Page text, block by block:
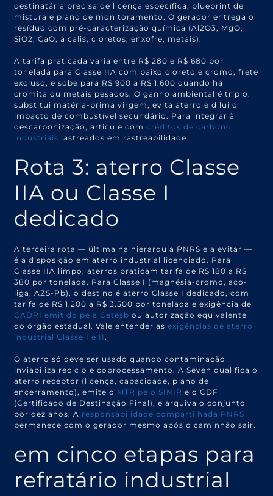
destinatária precisa de licença específica, blueprint de
mistura e plano de monitoramento. O gerador entrega o
resíduo com pré-caracterização química (Al2O3, MgO,
SiO2, CaO, álcalis, cloretos, enxofre, metais).
A tarifa praticada varia entre R$ 280 e R$ 680 por
tonelada para Classe IIA com baixo cloreto e cromo, frete
excluso, e sobe para R$ 900 a R$ 1.600 quando há
cromita ou metais pesados. O ganho ambiental é triplo:
substitui matéria-prima virgem, evita aterro e dilui o
impacto de combustível secundário. Para integrar à
descarbonização, articule comcréditos de carbono
industriais lastreados em rastreabilidade.
Rota 3: aterro Classe
IIA ou Classe I
dedicado
A terceira rota — última na hierarquia PNRS e a evitar —
é a disposição em aterro industrial licenciado. Para
Classe IIA limpo, aterros praticam tarifa de R$ 180 a R$
380 por tonelada. Para Classe I (magnésia-cromo, aço-
liga, AZS-Pb), o destino é aterro Classe I dedicado, com
tarifa de R$ 1.200 a R$ 3.500 por tonelada e exigência de
CADRI emitido pela Cetesb ou autorização equivalente
do órgão estadual. Vale entender asexigências de aterro
industrial Classe I e II .
O aterro só deve ser usado quando contaminação
inviabiliza reciclo e coprocessamento. A Seven qualifica o
aterro receptor (licença, capacidade, plano de
encerramento), emite o MTR pelo SINIR e o CDF
(Certificado de Destinação Final), e arquiva o conjunto
por dez anos. A responsabilidade compartilhada PNRS
permanece com o gerador mesmo após o caminhão sair.
em cinco etapas para
refratário industrial